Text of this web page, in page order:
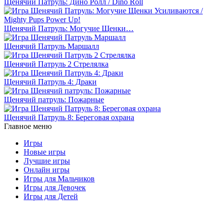
Щенячий Патруль: Могучие Щенки…
Щенячий Патруль Маршалл
Щенячий Патруль 2 Стрелялка
Щенячий Патруль 4: Драки
Щенячий патруль: Пожарные
Щенячий Патруль 8: Береговая охрана
Главное меню
Игры
Новые игры
Лучшие игры
Онлайн игры
Игры для Мальчиков
Игры для Девочек
Игры для Детей